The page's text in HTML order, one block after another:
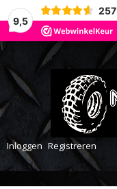
9,5
257
Inloggen Registreren